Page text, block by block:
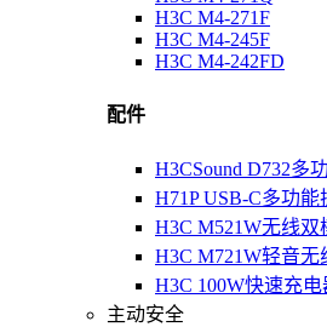
H3C M4-271F
H3C M4-245F
H3C M4-242FD
配件
H3CSound D732多
H71P USB-C多功能
H3C M521W无线双
H3C M721W轻音无
H3C 100W快速充电
主动安全